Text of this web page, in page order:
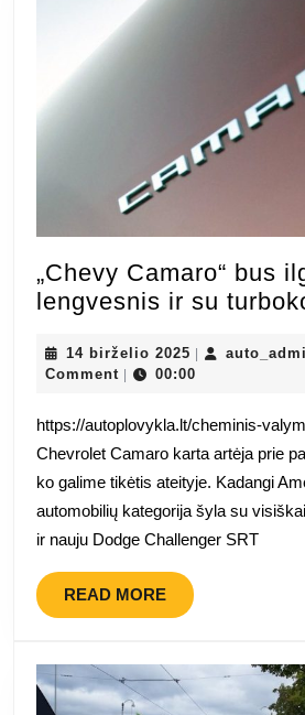
„Chevy Camaro“ bus
lengvesnis ir su
14 birželio 2025 14
birželio
Comment
00:00
https://autoplovykla.lt/cheminis-
Chevrolet Camaro karta artėja prie
ko galime tikėtis ateityje. Kadangi
automobilių kategorija šyla su
ir nauju Dodge Challenger SRT
READ MOREREAD
MORE